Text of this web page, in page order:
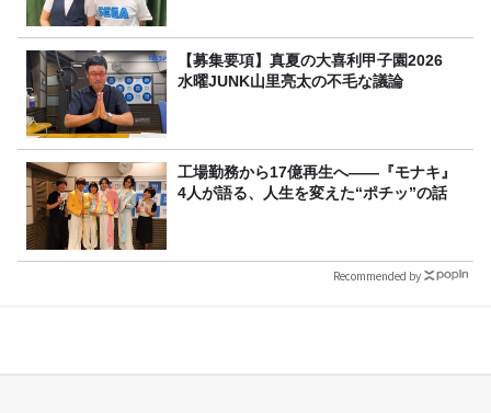
【募集要項】真夏の大喜利甲子園2026
水曜JUNK山里亮太の不毛な議論
工場勤務から17億再生へ——『モナキ』
4人が語る、人生を変えた“ポチッ”の話
Recommended by